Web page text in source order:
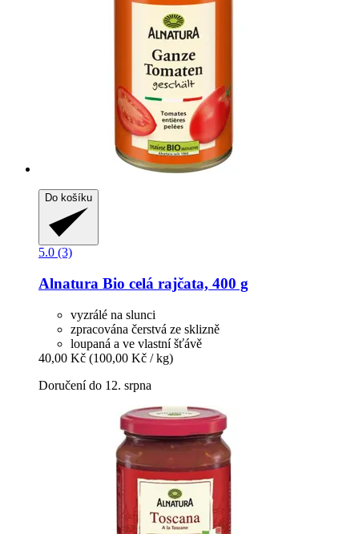
Do košíku
5.0 (3)
Alnatura Bio celá rajčata, 400 g
vyzrálé na slunci
zpracována čerstvá ze sklizně
loupaná a ve vlastní šťávě
40,00 Kč (100,00 Kč / kg)
Doručení do 12. srpna